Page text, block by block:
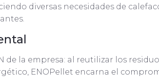
diversas necesidades de
de la empresa: al reutilizar los
ENOPellet encarna el